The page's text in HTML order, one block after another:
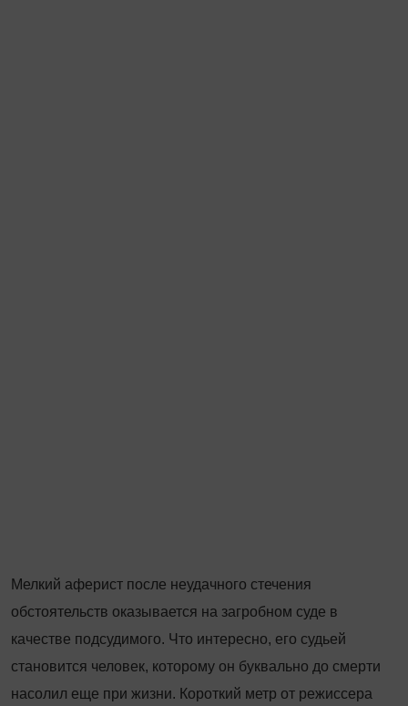
Мелкий аферист после неудачного стечения
обстоятельств оказывается на загробном суде в
качестве подсудимого. Что интересно, его судьей
становится человек, которому он буквально до смерти
насолил еще при жизни. Короткий метр от режиссера